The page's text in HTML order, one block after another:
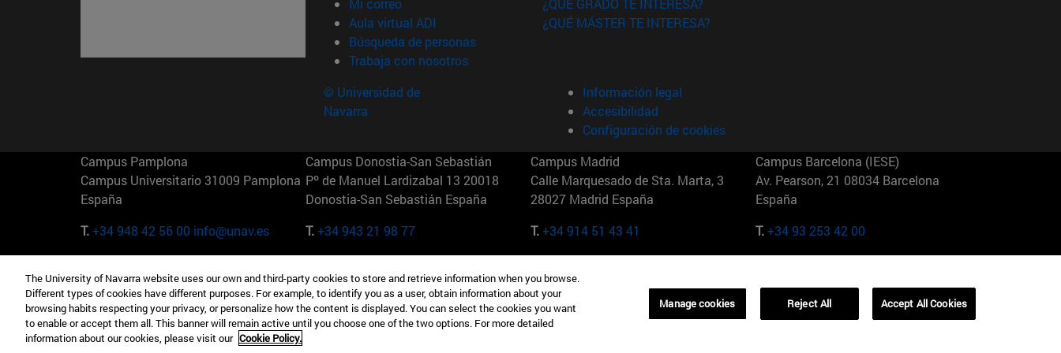
Mi correo
Aula virtual ADI (abre en nueva ventana)
Búsqueda de personas(abre en nueva ventana)
Trabaja con nosotros(abre en nueva ventana)
¿QUÉ GRADO TE INTERESA?
¿QUÉ MÁSTER TE INTERESA?
© Universidad de
Navarra
Información legal
Accesibilidad
Configuración de cookies
Campus Pamplona
Campus Universitario 31009 Pamplona
España
T.+34 948 42 56 00 info@unav.es
Campus Donostia-San Sebastián
Pº de Manuel Lardizabal 13 20018
Donostia-San Sebastián España
T.+34 943 21 98 77
Campus Madrid
Calle Marquesado de Sta. Marta, 3
28027 Madrid España
T.+34 914 51 43 41
Campus Barcelona (IESE)
Av. Pearson, 21 08034 Barcelona
España
T.+34 93 253 42 00
Camino del Cerro Águila 3 28023
Madrid España
T.+34 912 11 30 00
165 W 57th St 10019-2201 Nueva York
EE.UU
T.+1 646 346 8850
Maria-Theresia-Straße 15 81675
Múnich Alemania
T.+49 89 24209790
01321001 Bela Vista Brasil
The University of Navarra website uses our own and third-party cookies to store and retrieve information when you browse.
Different types of cookies have different purposes. For example, to identify you as a user, obtain information about your
browsing habits respecting your privacy, or personalize how the content is displayed. You can select the cookies you want
to enable or accept them all. This banner will remain active until you choose one of the two options. For more detailed
information about our cookies, please visit our Cookie Policy.
Manage cookies Reject All Accept All Cookies